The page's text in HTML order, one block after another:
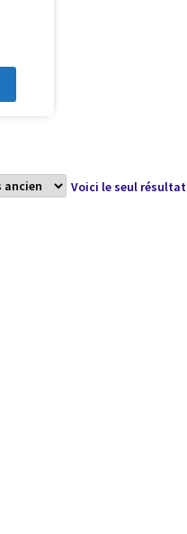
Voici le seul résultat